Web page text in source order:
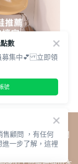
鞋推薦｜通
中放置並取用我們
電腦的Cookie設
數
募集中💕 立即領
號
售顧問 ，有任何
一步了解，這裡